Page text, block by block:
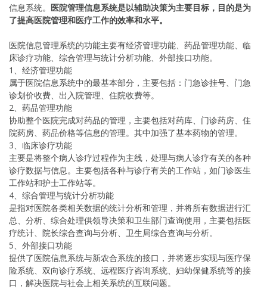
信息系统。 医院管理信息系统是以辅助决策为主要目标，目的是为
了提高医院管理和医疗工作的效率和水平。
医院信息管理系统的功能主要有经济管理功能、药品管理功能、临
床诊疗功能、综合管理与统计分析功能、外部接口功能。
1、经济管理功能
属于医院信息系统中的最基本部分，主要包括：门急诊挂号、门急
诊划价收费、出入院管理、住院收费等。
2、药品管理功能
协助整个医院完成对药品的管理，主要包括对药库、门诊药房、住
院药房、药品价格等信息的管理。其中加强了基本药物的管理。
3、临床诊疗功能
主要是将整个病人诊疗过程作为主线，处理与病人诊疗有关的各种
诊疗数据与信息。主要包括各种与诊疗有关的工作站，如门诊医生
工作站和护士工作站等。
4、综合管理与统计分析功能
是指对医院各类相关数据的统计分析和管理，并将所有数据进行汇
总、分析、综合处理供领导决策和卫生部门查询使用，主要包括医
疗统计、院长综合查询与分析、卫生局综合查询与分析。
5、外部接口功能
提供了医院信息系统与新农合系统的接口，并将逐步实现与医疗保
险系统、双向诊疗系统、远程医疗咨询系统、妇幼保健系统等的接
口，解决医院与社会上相关系统的互联问题。